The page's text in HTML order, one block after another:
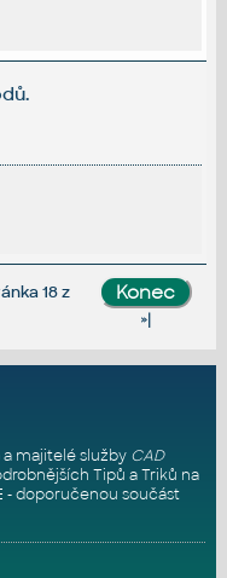
18 z
»|
a majitelé služby CAD
Tipů a Triků na
- doporučenou součást